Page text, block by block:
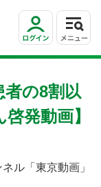
の8割以
発動画】
ル「東京動画」